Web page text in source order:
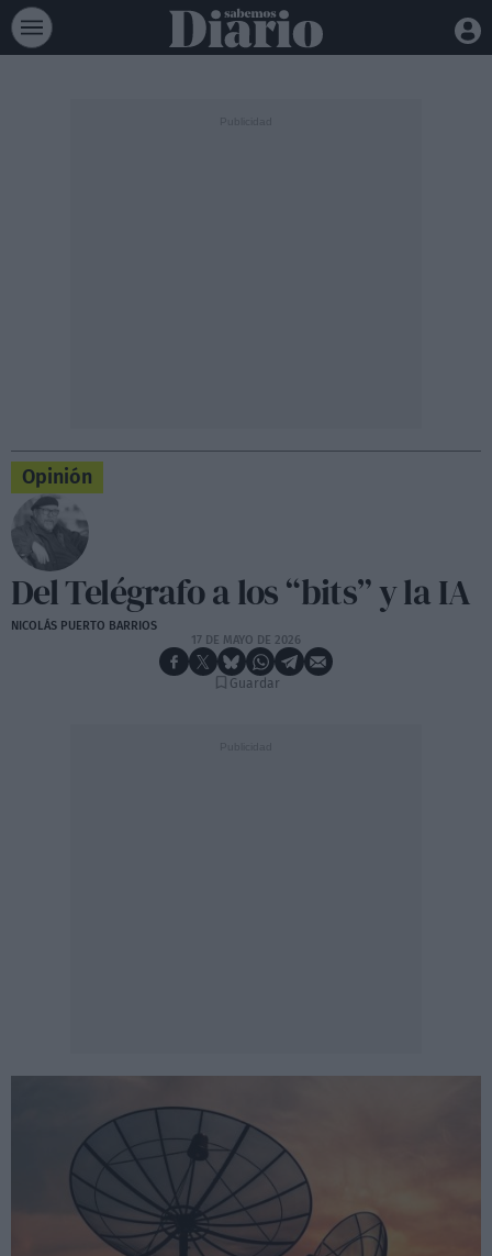
Opinión
Del Telégrafo a los “bits” y la IA
NICOLÁS PUERTO BARRIOS
17 DE MAYO DE 2026
Guardar